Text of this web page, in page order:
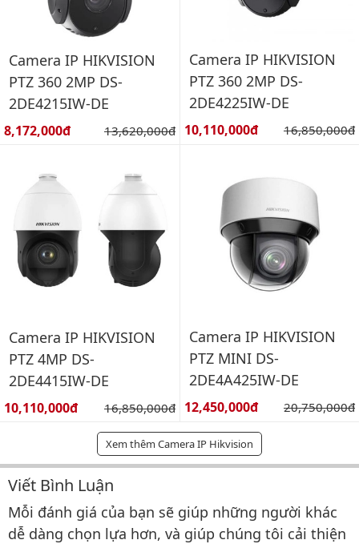
Camera IP HIKVISION
PTZ 360 2MP DS-
2DE4215IW-DE
Giá bán:
8,172,000đ Giá gốc:
13,620,000đ
Camera IP HIKVISION
PTZ 360 2MP DS-
2DE4225IW-DE
Giá bán:
10,110,000đ Giá gốc:
16,850,000đ
Camera IP HIKVISION
PTZ 4MP DS-
2DE4415IW-DE
Giá bán:
10,110,000đ Giá gốc:
16,850,000đ
Camera IP HIKVISION
PTZ MINI DS-
2DE4A425IW-DE
Giá bán:
12,450,000đ Giá gốc:
20,750,000đ
Xem thêm Camera IP Hikvision
Bình luận & Đánh giá
Viết Bình Luận
Mỗi đánh giá của bạn sẽ giúp những người khác
dễ dàng chọn lựa hơn, và giúp chúng tôi cải thiện